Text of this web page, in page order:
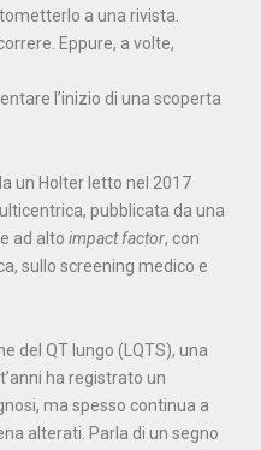
a una rivista.
Eppure, a volte,
l’inizio di una scoperta
un Holter letto nel 2017
pubblicata da una
ad alto impact factor, con
sullo screening medico e
del QT lungo (LQTS), una
ha registrato un
ma spesso continua a
alterati. Parla di un segno